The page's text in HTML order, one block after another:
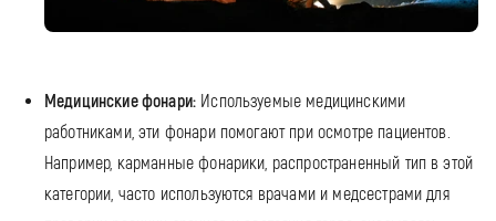
Медицинские фонари: Используемые медицинскими
работниками, эти фонари помогают при осмотре пациентов.
Например, карманные фонарики, распространенный тип в этой
категории, часто используются врачами и медсестрами для